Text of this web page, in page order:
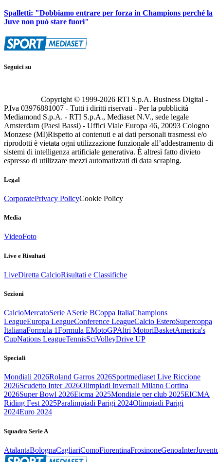
Spalletti: "Dobbiamo entrare per forza in Champions perché la
Juve non può stare fuori"
Seguici su
Copyright © 1999-2026 RTI S.p.A. Business Digital -
P.Iva 03976881007 - Tutti i diritti riservati - Per la pubblicità
Mediamond S.p.A. - RTI S.p.A., Mediaset N.V., sede legale
Amsterdam (Paesi Bassi) - Uffici Viale Europa 46, 20093 Cologno
Monzese (MI)Rispetto ai contenuti e ai dati personali trasmessi e/o
riprodotti è vietata ogni utilizzazione funzionale all’addestramento di
sistemi di intelligenza artificiale generativa. È altresì fatto divieto
espresso di utilizzare mezzi automatizzati di data scraping.
Legal
CorporatePrivacy PolicyCookie Policy
Media
VideoFoto
Live e Risultati
LiveDiretta CalcioRisultati e Classifiche
Sezioni
CalcioMercatoSerie ASerie BCoppa ItaliaChampions
LeagueEuropa LeagueConference LeagueCalcio EsteroSupercoppa
ItalianaFormula 1Formula EMotoGPAltri MotoriBasketAmerica's
CupNations LeagueTennisSciVolleyDrive UP
Speciali
Mondiali 2026Roland Garros 2026Sportmediaset Live Riccione
2026Scudetto Inter 2026Olimpiadi Invernali Milano Cortina
2026Super Bowl 2026Eicma 2025Mondiale per club 2025EICMA
Riding Fest 2025Paralimpiadi Parigi 2024Olimpiadi Parigi
2024Euro 2024
Squadra Serie A
AtalantaBolognaCagliariComoFiorentinaFrosinoneGenoaInter